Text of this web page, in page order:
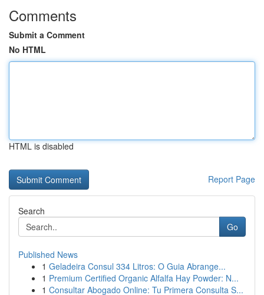
Comments
Submit a Comment
No HTML
HTML is disabled
Report Page
Search
Go
Published News
1 Geladeira Consul 334 Litros: O Guia Abrange...
1 Premium Certified Organic Alfalfa Hay Powder: N...
1 Consultar Abogado Online: Tu Primera Consulta S...